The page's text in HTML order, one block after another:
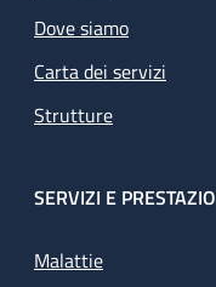
Dove siamo
Carta dei servizi
Strutture
SERVIZI E
Malattie